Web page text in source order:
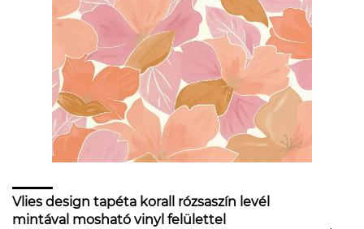
Vlies design tapéta korall rózsaszín levél
mintával mosható vinyl felülettel